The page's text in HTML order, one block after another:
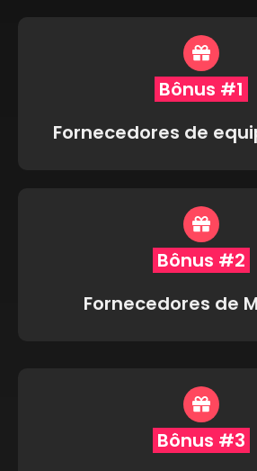
Bônus #1
Fornecedores de
Bônus #2
Fornecedores de
Bônus #3